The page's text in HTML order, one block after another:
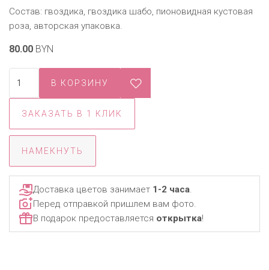
Состав: гвоздика, гвоздика шабо, пионовидная кустовая
роза, авторская упаковка.
80.00 BYN
ЗАКАЗАТЬ В 1 КЛИК
НАМЕКНУТЬ
Доставка цветов занимает 1-2 часа.
Перед отправкой пришлем вам фото.
В подарок предоставляется открытка!